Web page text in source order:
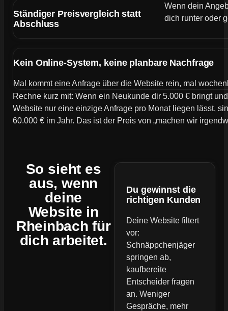
Ständiger Preisvergleich statt
Abschluss
Wenn dein
dich runter oder
Kein Online-System, keine planbare Nachfrage
Mal kommt eine Anfrage über die Website rein, mal
Rechne kurz mit: Wenn ein Neukunde dir 5.000 € bringt
Website nur eine einzige Anfrage pro Monat liegen lässt,
60.000 € im Jahr. Das ist der Preis von „machen wir
So sieht es
aus, wenn
deine
Website in
Rheinbach für
dich arbeitet.
Du gewinnst die
richtigen Kunden
Deine Website filtert
vor:
Schnäppchenjäger
springen ab,
kaufbereite
Entscheider fragen
an. Weniger
Gespräche, mehr